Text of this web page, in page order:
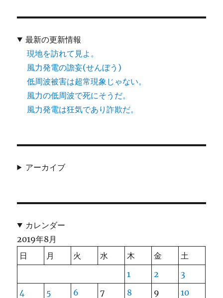
最新の更新情報
現地を訪れて見よ。
風力発電の譫妄(せんぼう)
低周波被害は超常現象じゃない。
風力の低周波で死にそうだ。
風力発電は狂気であり詐欺だ。
アーカイブ
カレンダー
2019年8月
日
月 火 水 木 金
土
1
2
3
4
5 6 7 8 9
10